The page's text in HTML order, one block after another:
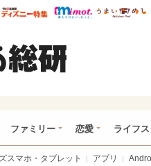
研
ハピママ* ウレぴあ総研 ディズ
mimot.
ファミリー 恋愛 ライフ
スマホ・タブレット アプリ